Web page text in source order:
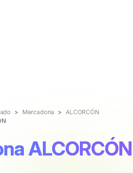
Mercadona
ALCORCÓN
ALCORCÓN